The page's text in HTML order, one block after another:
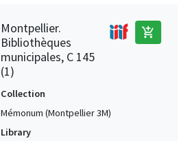
Montpellier.
Bibliothèques
municipales, C 145
(1)
add_shopping_cart
Collection
Mémonum (Montpellier 3M)
Library